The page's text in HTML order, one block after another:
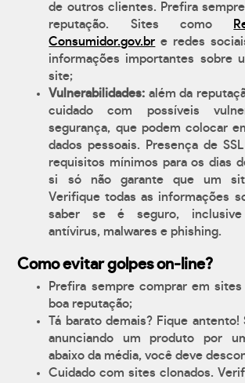
de outros clientes. Prefira
reputação. Sites como
Consumidor.gov.br e redes
informações importantes sobre
site;
Vulnerabilidades: além da
cuidado com possíveis
segurança, que podem colocar
dados pessoais. Presença de
requisitos mínimos para os dias
si só não garante que um
Verifique todas as informações
saber se é seguro,
antívirus, malwares e phishing.
Como evitar golpes on-line?
Prefira sempre comprar em
boa reputação;
Tá barato demais? Fique
anunciando um produto por
abaixo da média, você deve
Cuidado com sites clonados.